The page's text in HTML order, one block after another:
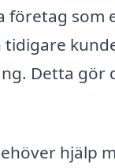
företag som
Detta
hjälp